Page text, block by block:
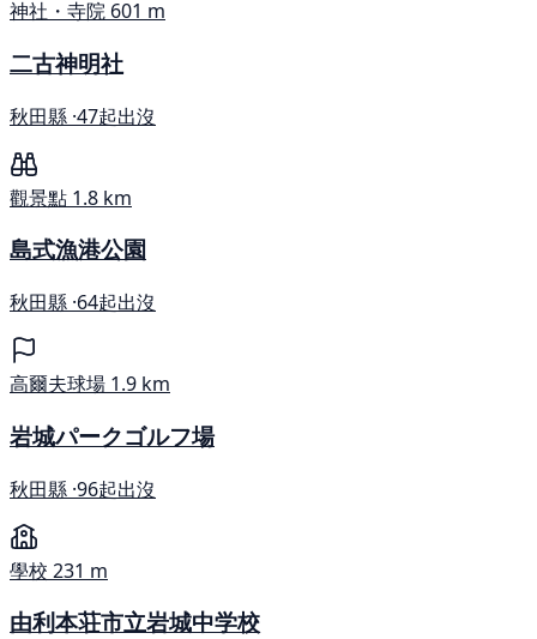
神社・寺院 601 m
二古神明社
秋田縣 ·47起出沒
觀景點 1.8 km
島式漁港公園
秋田縣 ·64起出沒
高爾夫球場 1.9 km
岩城パークゴルフ場
秋田縣 ·96起出沒
學校 231 m
由利本荘市立岩城中学校